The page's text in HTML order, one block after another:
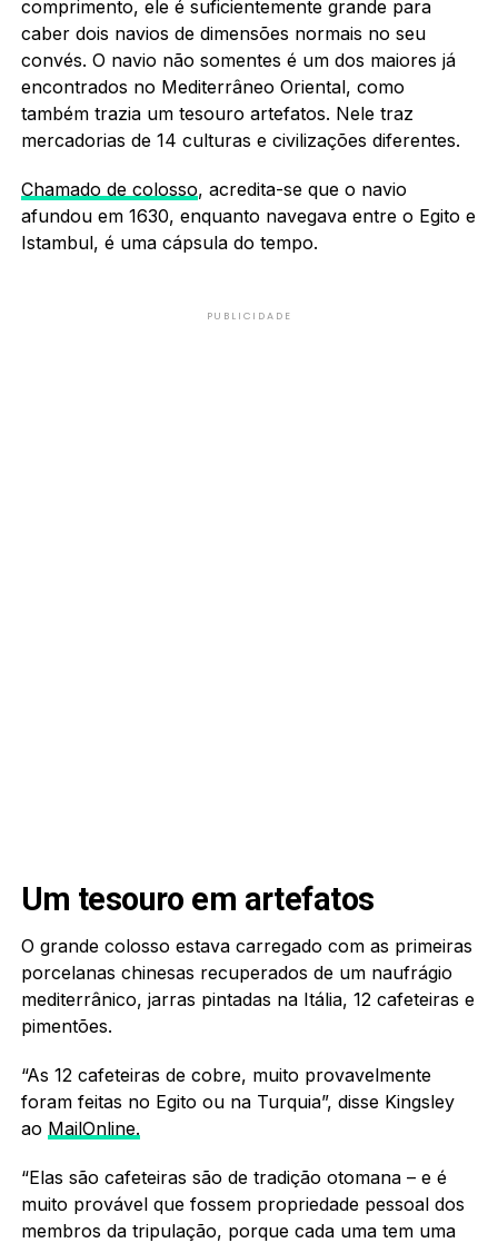
comprimento, ele é suficientemente grande para
caber dois navios de dimensões normais no seu
convés. O navio não somentes é um dos maiores já
encontrados no Mediterrâneo Oriental, como
também trazia um tesouro artefatos. Nele traz
mercadorias de 14 culturas e civilizações diferentes.
Chamado de colosso, acredita-se que o navio
afundou em 1630, enquanto navegava entre o Egito e
Istambul, é uma cápsula do tempo.
PUBLICIDADE
Um tesouro em artefatos
O grande colosso estava carregado com as primeiras
porcelanas chinesas recuperados de um naufrágio
mediterrânico, jarras pintadas na Itália, 12 cafeteiras e
pimentões.
“As 12 cafeteiras de cobre, muito provavelmente
foram feitas no Egito ou na Turquia”, disse Kingsley
ao MailOnline.
“Elas são cafeteiras são de tradição otomana – e é
muito provável que fossem propriedade pessoal dos
membros da tripulação, porque cada uma tem uma